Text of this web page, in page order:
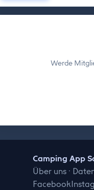
Werde
Camping App
Über uns ·
Facebook